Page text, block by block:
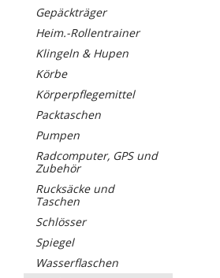
Gepäckträger
Heim.-Rollentrainer
Klingeln & Hupen
Körbe
Körperpflegemittel
Packtaschen
Pumpen
Radcomputer, GPS und
Zubehör
Rucksäcke und
Taschen
Schlösser
Spiegel
Wasserflaschen